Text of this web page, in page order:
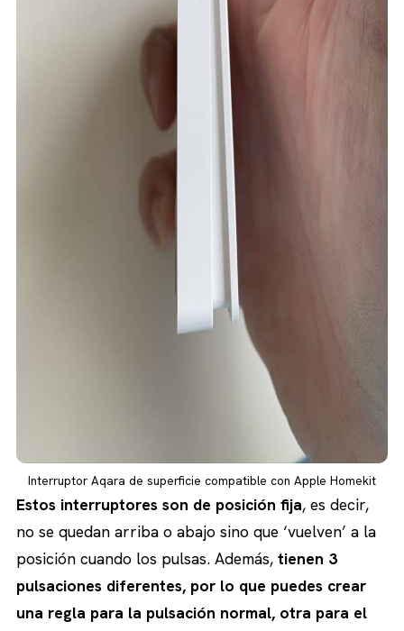
Interruptor Aqara de superficie compatible con Apple Homekit
Estos interruptores son de posición fija, es decir,
no se quedan arriba o abajo sino que ‘vuelven’ a la
posición cuando los pulsas. Además, tienen 3
pulsaciones diferentes, por lo que puedes crear
una regla para la pulsación normal, otra para el